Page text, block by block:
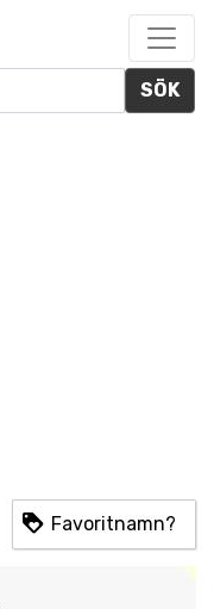
SÖK
Favoritnamn?